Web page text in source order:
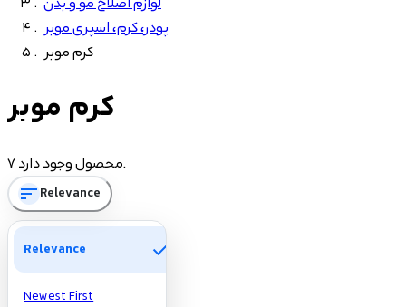
پودر، کرم، اسپری موبر
کرم موبر
تومان
Manufacturers
کرم موبر
7 محصول وجود دارد.
sortRelevance
Relevance check
Newest First